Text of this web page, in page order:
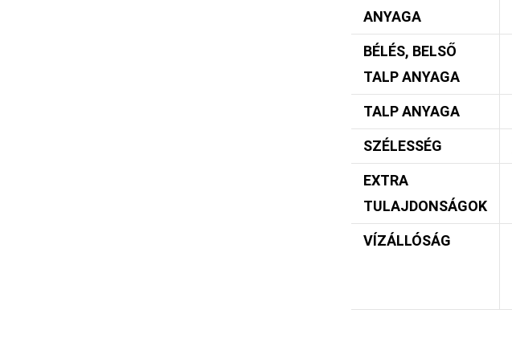
ANYAGA
BÉLÉS, BELSŐ
TALP ANYAGA
TALP ANYAGA
SZÉLESSÉG
EXTRA
TULAJDONSÁGOK
VÍZÁLLÓSÁG